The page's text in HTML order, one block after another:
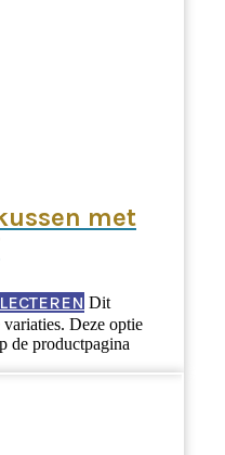
met
Dit
Deze optie
de productpagina